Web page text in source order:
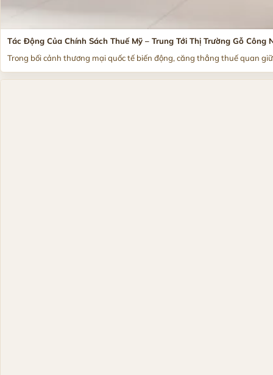
Tác Động Của Chính Sách Thuế Mỹ – Trung Tới Thị Trường Gỗ Công
Trong bối cảnh thương mại quốc tế biến động, căng thẳng thuế quan